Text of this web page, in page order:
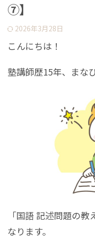
⑦】
2026年3月28日
こんにちは！
塾講師歴15年、まな
「国語 記述問題の
なります。